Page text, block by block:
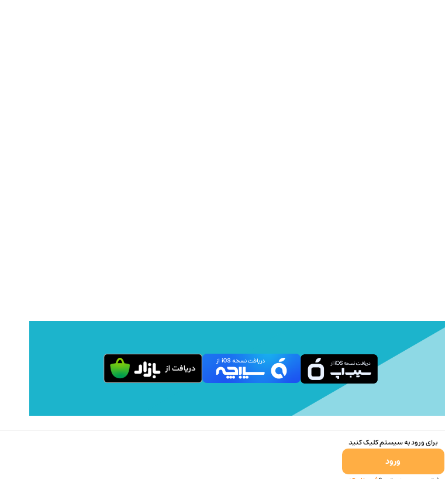
برای ورود به سیستم کلیک کنید
ورود